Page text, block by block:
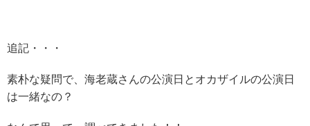
追記・・・
素朴な疑問で、海老蔵さんの公演日とオカザイルの公演日
は一緒なの？